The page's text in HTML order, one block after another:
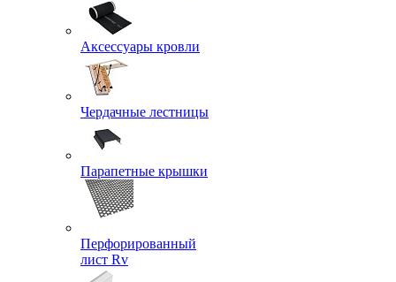
Аксессуары кровли
Чердачные лестницы
Парапетные крышки
Перфорированный
лист Rv